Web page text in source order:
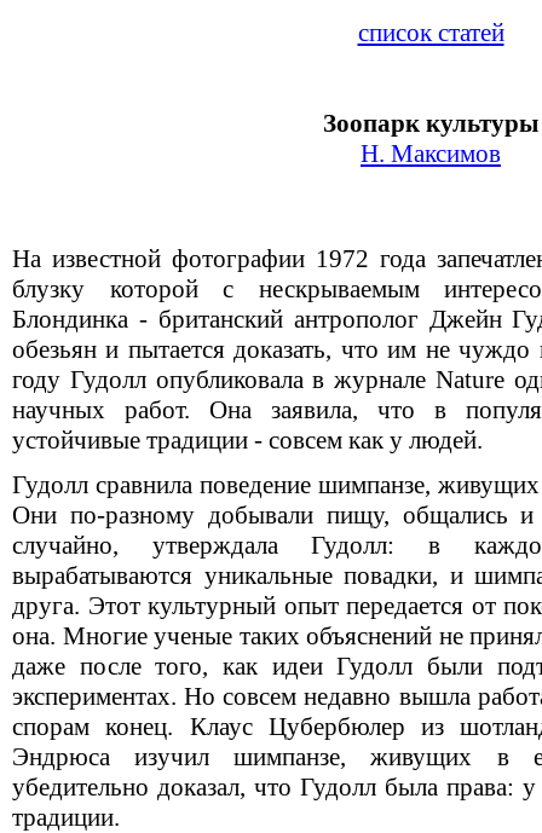
список статей
Зоопарк культуры
Н. Максимов
На известной фотографии 1972 года
блузку которой с нескрываемым
Блондинка - британский антрополог Джейн
обезьян и пытается доказать, что им не
году Гудолл опубликовала в журнале Nature
научных работ. Она заявила, что в
устойчивые традиции - совсем как у людей.
Гудолл сравнила поведение шимпанзе,
Они по-разному добывали пищу, общались и
случайно, утверждала Гудолл: в
вырабатываются уникальные повадки, и
друга. Этот культурный опыт передается от
она. Многие ученые таких объяснений не
даже после того, как идеи Гудолл были
экспериментах. Но совсем недавно вышла
спорам конец. Клаус Цубербюлер из
Эндрюса изучил шимпанзе, живущих в
убедительно доказал, что Гудолл была права: у
традиции.